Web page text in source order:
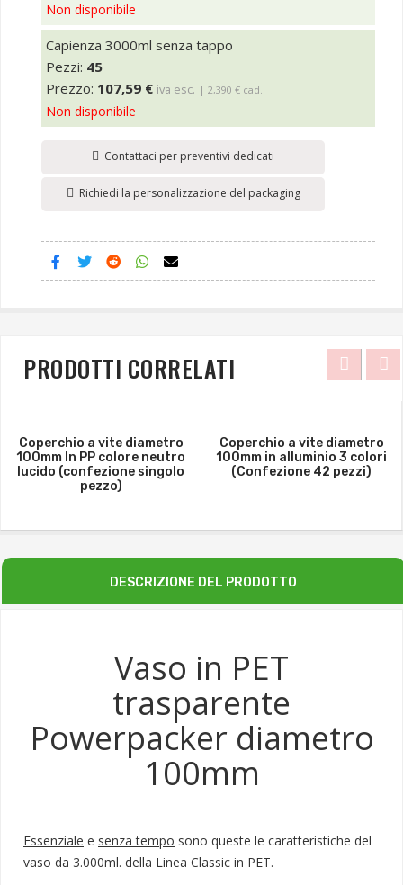
Non disponibile
Capienza 3000ml senza tappo
Pezzi: 45
Prezzo: 107,59 € iva esc. | 2,390 € cad.
Non disponibile
Contattaci per preventivi dedicati
Richiedi la personalizzazione del packaging
PRODOTTI CORRELATI
Coperchio a vite diametro
100mm In PP colore neutro
lucido (confezione singolo
pezzo)
Coperchio a vite diametro
100mm in alluminio 3 colori
(Confezione 42 pezzi)
DESCRIZIONE DEL PRODOTTO
Vaso in PET
trasparente
Powerpacker diametro
100mm
Essenziale e senza tempo sono queste le caratteristiche del
vaso da 3.000ml. della Linea Classic in PET.